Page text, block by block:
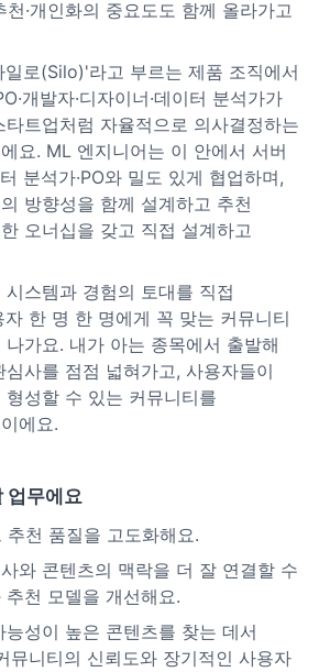
천·개인화의 중요도도 함께 올라가고
로(Silo)'라고 부르는 제품 조직에서
개발자·디자이너·데이터 분석가가
트업처럼 자율적으로 의사결정하는
요. ML 엔지니어는 이 안에서 서버
분석가·PO와 밀도 있게 협업하며,
방향성을 함께 설계하고 추천
오너십을 갖고 직접 설계하고
시스템과 경험의 토대를 직접
자 한 명 한 명에게 꼭 맞는 커뮤니티
나가요. 내가 아는 종목에서 출발해
심사를 점점 넓혀가고, 사용자들이
형성할 수 있는 커뮤니티를
에요.
업무에요
천 품질을 고도화해요.
와 콘텐츠의 맥락을 더 잘 연결할 수
추천 모델을 개선해요.
능성이 높은 콘텐츠를 찾는 데서
뮤니티의 신뢰도와 장기적인 사용자